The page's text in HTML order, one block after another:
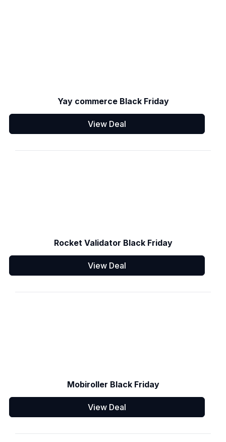
Yay commerce Black Friday
View Deal
Rocket Validator Black Friday
View Deal
Mobiroller Black Friday
View Deal